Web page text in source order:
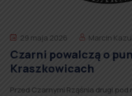
29 maja 2026 Marcin
Czarni powalczą o
Kraszkowicach
Przed Czarnymi Rząśnia drugi